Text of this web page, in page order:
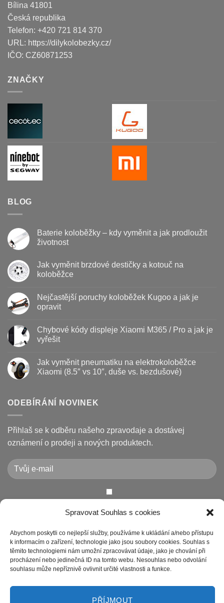
Spravovat Souhlas s cookies
Abychom poskytli co nejlepší služby, používáme k ukládání a/nebo přístupu
k informacím o zařízení, technologie jako jsou soubory cookies. Souhlas s
těmito technologiemi nám umožní zpracovávat údaje, jako je chování při
procházení nebo jedinečná ID na tomto webu. Nesouhlas nebo odvolání
souhlasu může nepříznivě ovlivnit určité vlastnosti a funkce.
PŘÍJMOUT
Bílina 41801
Česká republika
Telefon: +420 721 814 370
URL: https://dilykolobezky.cz/
IČO: CZ60871253
ZNAČKY
BLOG
Baterie koloběžky – kdy vyměnit a jak prodloužit
životnost
u
textu
s
koloběžky
–
kdy
jak
prodloužit
životnost
Jak vyměnit brzdové destičky a kotouč na
koloběžce
u
textu
s
vyměnit
brzdové
destičky
na
koloběžce
Nejčastější poruchy koloběžek Kugoo a jak je
opravit
u
textu
s
poruchy
koloběžek
Kugoo
opravit
Chybové kódy displeje Xiaomi M365 / Pro a jak je
vyřešit
textu
s
displeje
Xiaomi
a
jak
je
Jak vyměnit pneumatiku na elektrokoloběžce
Xiaomi (8.5″ vs 10″, duše vs. bezdušové)
textu
s
vyměnit
pneumatiku
na
elektrokoloběžce
(8.5″
vs
10″,
duše
ODEBÍRÁNÍ NOVINEK
Přihlaš se k odběru našeho zpravodaje a dostávej
oznámení o prodeji a nových produktech.
Chcete-li odeslat tento formulář, musíte přijmout naše